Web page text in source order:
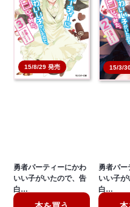
15/8/29 発売
勇者パーティーにかわ
いい子がいたので、告
白…
15/3/
勇者パー
いい子が
白…